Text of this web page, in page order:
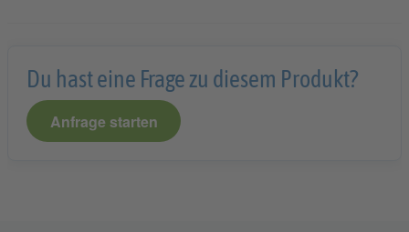
Du hast eine Frage zu diesem Produkt?
Anfrage starten